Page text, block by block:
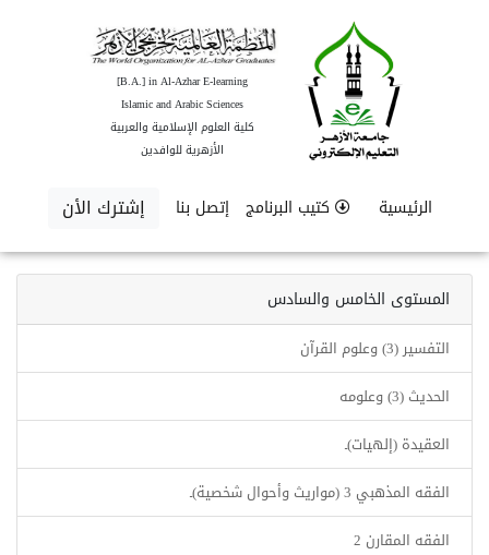
[B.A.] in Al-Azhar E-learning
Islamic and Arabic Sciences
كلية العلوم الإسلامية والعربية
الأزهرية للوافدين
الرئيسية كتيب البرنامج إتصل بنا إشترك الأن
المستوى الخامس والسادس
التفسير (3) وعلوم القرآن
الحديث (3) وعلومه
العقيدة (إلهيات)ـ
الفقه المذهبي 3 (مواريث وأحوال شخصية)ـ
الفقه المقارن 2